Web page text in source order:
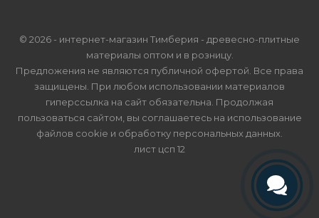
© 2026 - интернет-магазин Тимберия - древесно-плитные
материалы оптом и в розницу.
Предложения не являются публичной офертой. Все права
защищены. При любом использовании материалов
гиперссылка на сайт обязательна. Продолжая
пользоваться сайтом, вы соглашаетесь на использование
файлов cookie и обработку персональных данных
лист цсп 12